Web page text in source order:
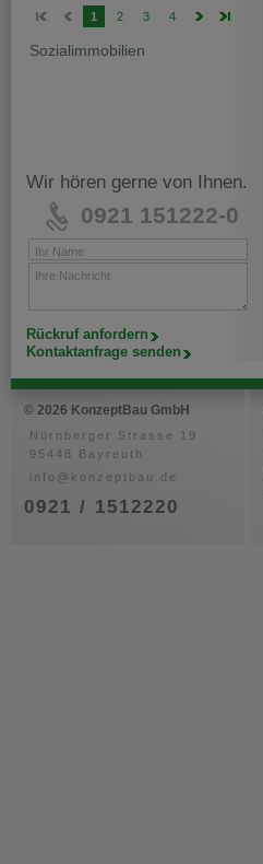
1 2 3 4
Sozialimmobilien
Wir hören gerne von Ihnen.
0921 151222-0
Ihr Name
Ihre Nachricht
Rückruf anfordern
Kontaktanfrage senden
© 2026 KonzeptBau GmbH
Nürnberger Strasse 19
95448 Bayreuth
info@konzeptbau.de
0921 / 1512220